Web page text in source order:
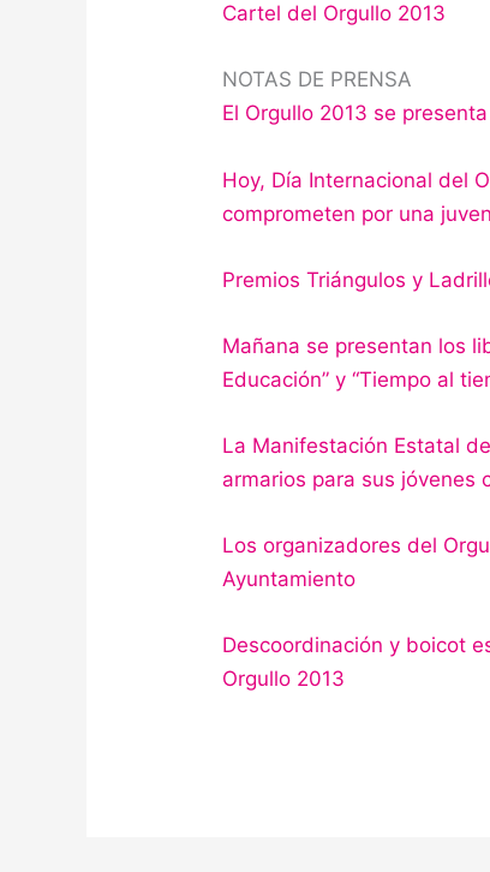
Cartel del Orgullo 2013
NOTAS DE PRENSA
El Orgullo 2013 se
Hoy, Día Internacional del
comprometen por una
Premios Triángulos y
Mañana se presentan los
Educación” y “Tiempo al
La Manifestación Estatal
armarios para sus jóvenes
Los organizadores del
Ayuntamiento
Descoordinación y boicot
Orgullo 2013